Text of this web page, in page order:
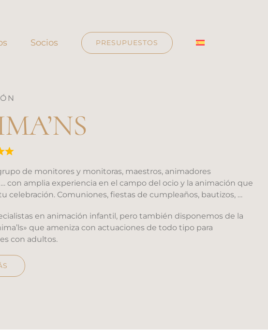
Socios PRESUPUESTOS
de monitores y monitoras, maestros, animadores
con amplia experiencia en el campo del ocio y la animación que
celebración. Comuniones, fiestas de cumpleaños, bautizos, …
en animación infantil, pero también disponemos de la
que ameniza con actuaciones de todo tipo para
con adultos.